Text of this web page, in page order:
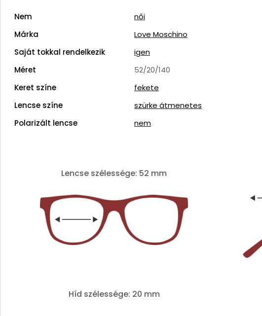
Nem
női
Márka
Love Moschino
Saját tokkal rendelkezik
igen
Méret
52/20/140
Keret színe
fekete
Lencse színe
szürke átmenetes
Polarizált lencse
nem
Lencse szélessége: 52 mm
Híd szélessége: 20 mm